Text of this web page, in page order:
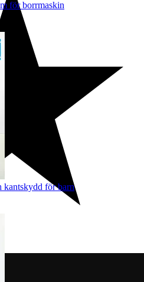
för borrmaskin
kantskydd för barn